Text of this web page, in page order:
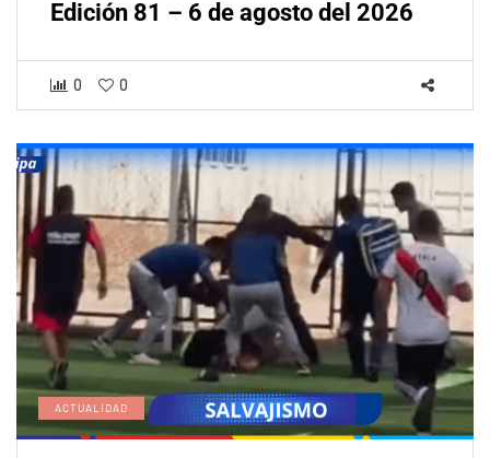
Edición 81 – 6 de agosto del 2026
0 0
ACTUALIDAD